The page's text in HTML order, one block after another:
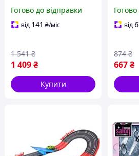
Вулкан динозаврів
Готово до відправки
від 141 ₴/міс
1 409₴
1 541 ₴
Купити
148
від
667₴
874 ₴